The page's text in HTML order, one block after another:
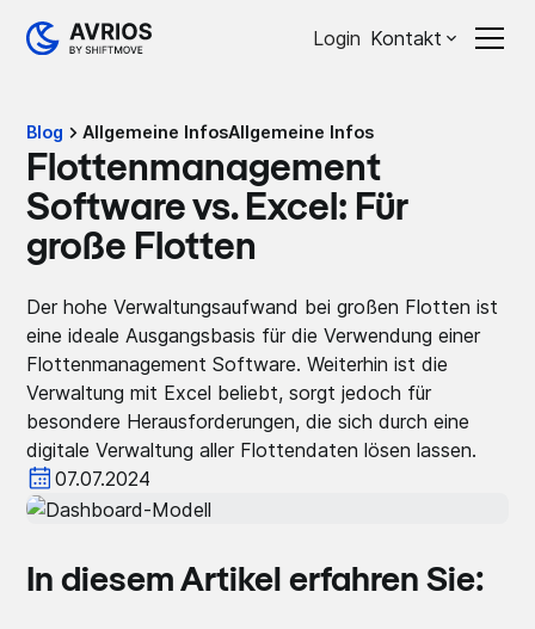
Login Kontakt
Blog Allgemeine InfosAllgemeine Infos
Flottenmanagement
Software vs. Excel: Für
große Flotten
Der hohe Verwaltungsaufwand bei großen Flotten ist
eine ideale Ausgangsbasis für die Verwendung einer
Flottenmanagement Software. Weiterhin ist die
Verwaltung mit Excel beliebt, sorgt jedoch für
besondere Herausforderungen, die sich durch eine
digitale Verwaltung aller Flottendaten lösen lassen.
07.07.2024
In diesem Artikel erfahren Sie: